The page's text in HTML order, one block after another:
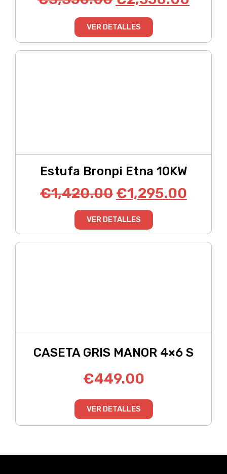
VER DETALLES
Estufa Bronpi Etna 10KW
€1,420.00 €1,295.00
VER DETALLES
CASETA GRIS MANOR 4×6 S
€449.00
VER DETALLES